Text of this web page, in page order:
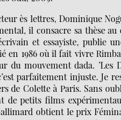
ès lettres, Dominique
il consacre sa thèse
et essayiste, publie
en 1986 où il fait vivre
mouvement dada. ’Les
parfaitement injuste. Je
de Colette à Paris. Sans
de petits films
obtient le prix